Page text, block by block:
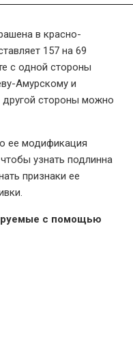
в красно-
157 на 69
с одной стороны
Амурскому и
стороны можно
ее модификация
узнать подлинна
признаки ее
с помощью